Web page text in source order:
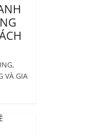
VÀ GIA